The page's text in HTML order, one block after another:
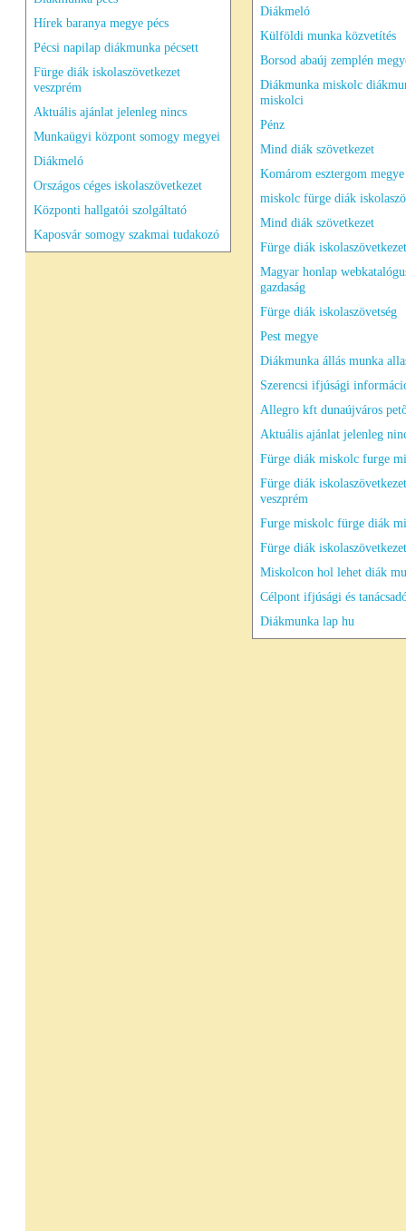
Hírek baranya megye pécs
Pécsi napilap diákmunka pécsett
Fürge diák iskolaszövetkezet
veszprém
Aktuális ajánlat jelenleg nincs
Munkaügyi központ somogy megyei
Diákmeló
Országos céges iskolaszövetkezet
Központi hallgatói szolgáltató
Kaposvár somogy szakmai tudakozó
Diákmeló
Külföldi munka közvetítés
Borsod abaúj zemplén
Diákmunka miskolc
miskolci
Pénz
Mind diák szövetkezet
Komárom esztergom megye
miskolc fürge diák
Mind diák szövetkezet
Fürge diák
Magyar honlap
gazdaság
Fürge diák iskolaszövetség
Pest megye
Diákmunka állás munka
Szerencsi ifjúsági
Allegro kft dunaújváros
Aktuális ajánlat jelenleg
Fürge diák miskolc furge
Fürge diák iskolaszövetkezet
veszprém
Furge miskolc fürge diák
Fürge diák
Miskolcon hol lehet diák
Célpont ifjúsági és
Diákmunka lap hu